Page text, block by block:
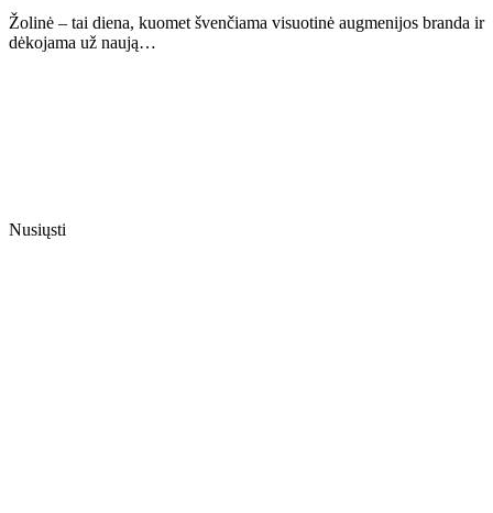
Žolinė – tai diena, kuomet švenčiama visuotinė augmenijos branda ir
dėkojama už naują…
Nusiųsti